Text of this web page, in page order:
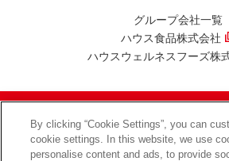
グループ会社一覧
ハウス食品株式会社
ハウスウェルネスフーズ株
ハウス食品グループ情報セキュリティ方針
ソーシャルメディアポリシー
サイトの
By clicking “Cookie Settings”, you can
cookie settings. In this website, we use
personalise content and ads, to provide